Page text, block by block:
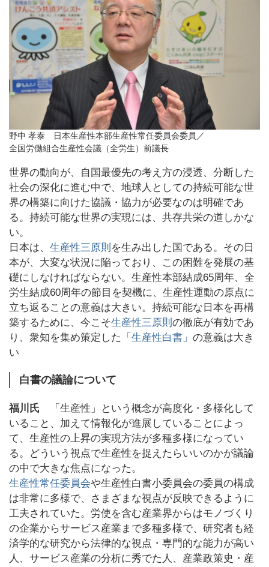
野中 孝泰 日本生産性本部生産性常任委員会委員／
全国労働組合生産性会議（全労生）前議長
世界の動向が、自国最優先の考え方の浸透、分断した
社会の深化に進む中で、地球人としての持続可能な世
界の構築に向けた協議・協力が必要なのは明確であ
る。持続可能な世界の実現には、共存共栄の道しかな
い。
日本は、 生産性三原則 を生み出した国である。その日
本が、大変な状況に陥っており、この困難を発展の基
礎にしなければならない。生産性本部結成65周年、全
労生結成60周年の節目を契機に、生産性運動の原点に
立ち返ることの意義は大きい。持続可能な日本を再構
築するために、今こそ生産性三原則 の徹底が有効であ
り、衆知を集め策定した
「生産性白書」 の意義は大き
い
白書の議論について
福川氏 「生産性」という概念が高度化・多様化して
いること、加えて情報化が進展していることによっ
て、生産性の上昇の実現方法が多種多様になってい
る。どういう視点で生産性を捉えたらいいのかが議論
の中で大きな焦点になった。
生産性常任委員会や生産性白書小委員会の委員の構成
は非常に多様で、さまざまな視点が反映できるように
工夫されていた。労使を含む産業界からはモノづくり
の企業からサービス産業まで多種多様で、研究者も経
済学的な研究から法律的な視点・専門的な能力が高い
人、サービス産業の分析に秀でた人、産業政策史・産